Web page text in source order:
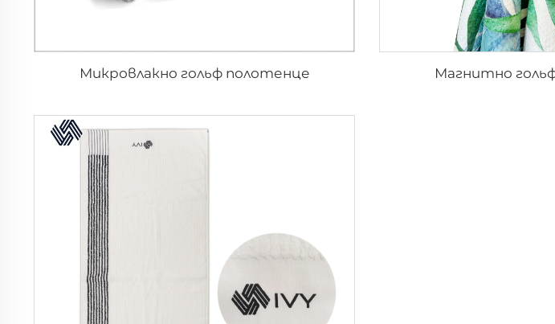
Микровлакно гольф полотенце Магнитно